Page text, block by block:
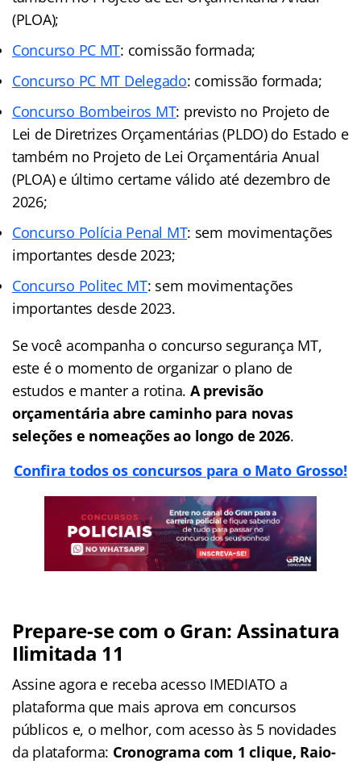
(PLOA);
Concurso PC MT: comissão formada;
Concurso PC MT Delegado: comissão formada;
Concurso Bombeiros MT: previsto no Projeto de
Lei de Diretrizes Orçamentárias (PLDO) do Estado e
também no Projeto de Lei Orçamentária Anual
(PLOA) e último certame válido até dezembro de
2026;
Concurso Polícia Penal MT: sem movimentações
importantes desde 2023;
Concurso Politec MT: sem movimentações
importantes desde 2023.
Se você acompanha o concurso segurança MT,
este é o momento de organizar o plano de
estudos e manter a rotina. A previsão
orçamentária abre caminho para novas
seleções e nomeações ao longo de 2026.
Confira todos os concursos para o Mato Grosso!
Prepare-se com o Gran: Assinatura
Ilimitada 11
Assine agora e receba acesso IMEDIATO a
plataforma que mais aprova em concursos
públicos e, o melhor, com acesso às 5 novidades
da plataforma: Cronograma com 1 clique, Raio-